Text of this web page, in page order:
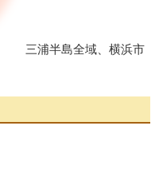
三浦半島全域、横浜市